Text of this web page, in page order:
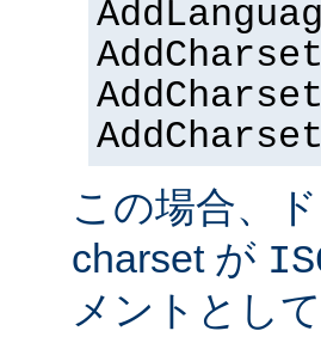
この場合、
charset が
メントとし